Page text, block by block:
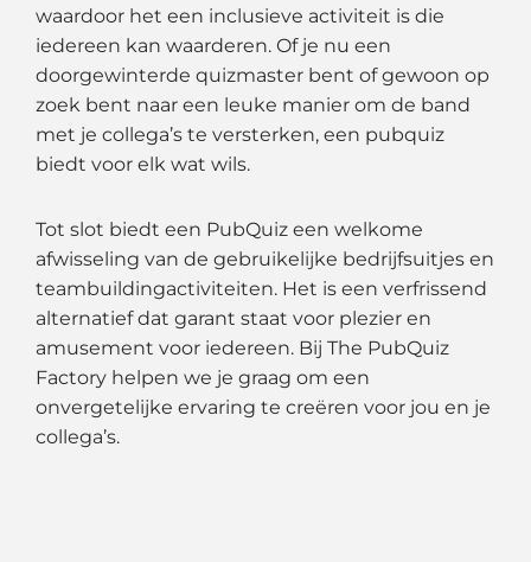
waardoor het een inclusieve activiteit is die
iedereen kan waarderen. Of je nu een
doorgewinterde quizmaster bent of gewoon op
zoek bent naar een leuke manier om de band
met je collega’s te versterken, een pubquiz
biedt voor elk wat wils.
Tot slot biedt een PubQuiz een welkome
afwisseling van de gebruikelijke bedrijfsuitjes en
teambuildingactiviteiten. Het is een verfrissend
alternatief dat garant staat voor plezier en
amusement voor iedereen. Bij The PubQuiz
Factory helpen we je graag om een
onvergetelijke ervaring te creëren voor jou en je
collega’s.